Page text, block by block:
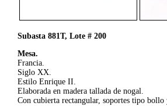
Subasta 881T, Lote # 200
Mesa.
Francia.
Siglo XX.
Estilo Enrique II.
Elaborada en madera tallada de nogal.
Con cubierta rectangular, soportes tipo bollo